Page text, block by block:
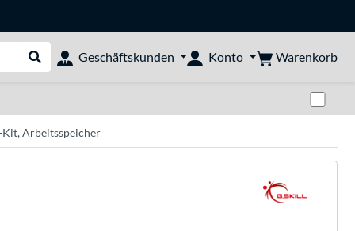
Suche durchführen
Geschäftskunden Konto Warenkorb
Kit, Arbeitsspeicher